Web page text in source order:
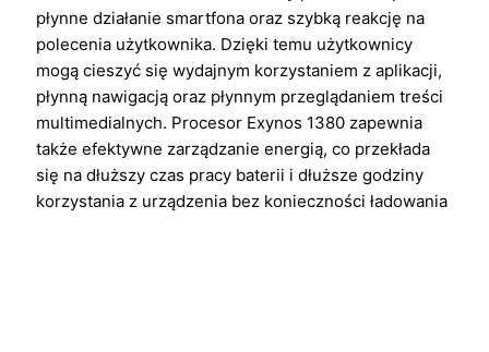
płynne działanie smartfona oraz szybką reakcję na
polecenia użytkownika. Dzięki temu użytkownicy
mogą cieszyć się wydajnym korzystaniem z aplikacji,
płynną nawigacją oraz płynnym przeglądaniem treści
multimedialnych. Procesor Exynos 1380 zapewnia
także efektywne zarządzanie energią, co przekłada
się na dłuższy czas pracy baterii i dłuższe godziny
korzystania z urządzenia bez konieczności ładowania